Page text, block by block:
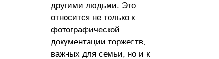
другими людьми. Это
относится не только к
фотографической
документации торжеств,
важных для семьи, но и к